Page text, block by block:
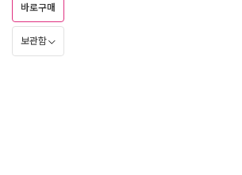
바로구매
보관함